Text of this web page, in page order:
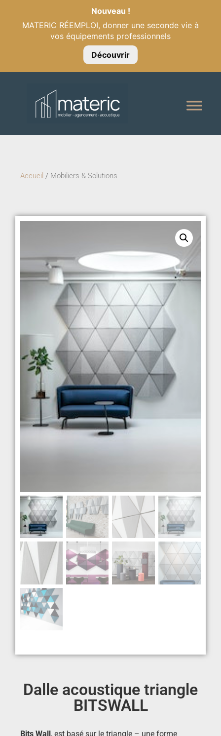
Nouveau !
MATERIC RÉEMPLOI, donner une seconde vie à
vos équipements professionnels
Découvrir
Accueil / Mobiliers & Solutions
Dalle acoustique triangle
BITSWALL
Bits Wall , est basé sur le triangle – une forme